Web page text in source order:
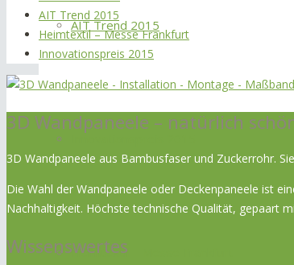
AIT Trend 2015
Heimtextil – Messe Frankfurt
AIT Trend 2015
Heimtextil – Messe Frankfurt
Innovationspreis 2015
3D Wandpaneele – natürlich
3D Wandpaneele aus Bambusfaser und Zuckerrohr.
Die Wahl der Wandpaneele oder Deckenpaneele ist
Nachhaltigkeit. Höchste technische Qualität, gepaart
Wissenswertes